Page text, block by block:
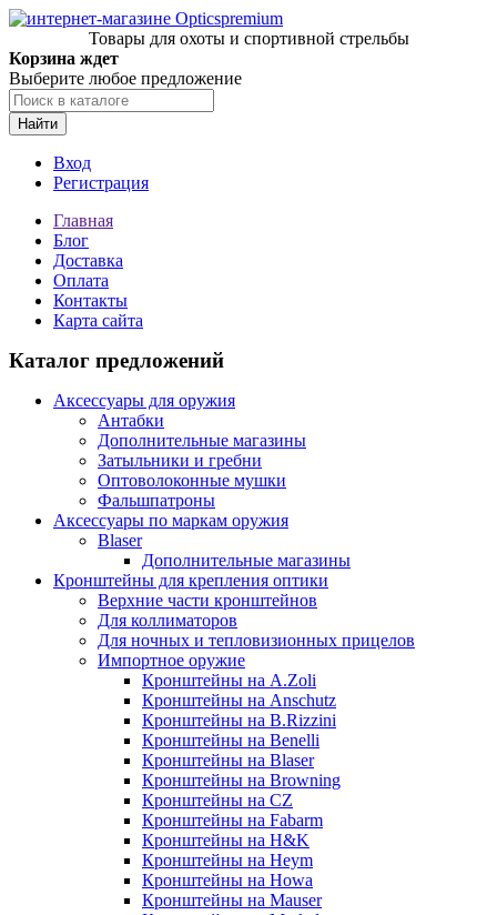
Товары для охоты и спортивной стрельбы
Корзина ждет
Выберите любое предложение
Найти
Вход
Регистрация
Главная
Блог
Доставка
Оплата
Контакты
Карта сайта
Каталог предложений
Аксессуары для оружия
Антабки
Дополнительные магазины
Затыльники и гребни
Оптоволоконные мушки
Фальшпатроны
Аксессуары по маркам оружия
Blaser
Дополнительные магазины
Кронштейны для крепления оптики
Верхние части кронштейнов
Для коллиматоров
Для ночных и тепловизионных прицелов
Импортное оружие
Кронштейны на A.Zoli
Кронштейны на Anschutz
Кронштейны на B.Rizzini
Кронштейны на Benelli
Кронштейны на Blaser
Кронштейны на Browning
Кронштейны на CZ
Кронштейны на Fabarm
Кронштейны на H&K
Кронштейны на Heym
Кронштейны на Howa
Кронштейны на Mauser